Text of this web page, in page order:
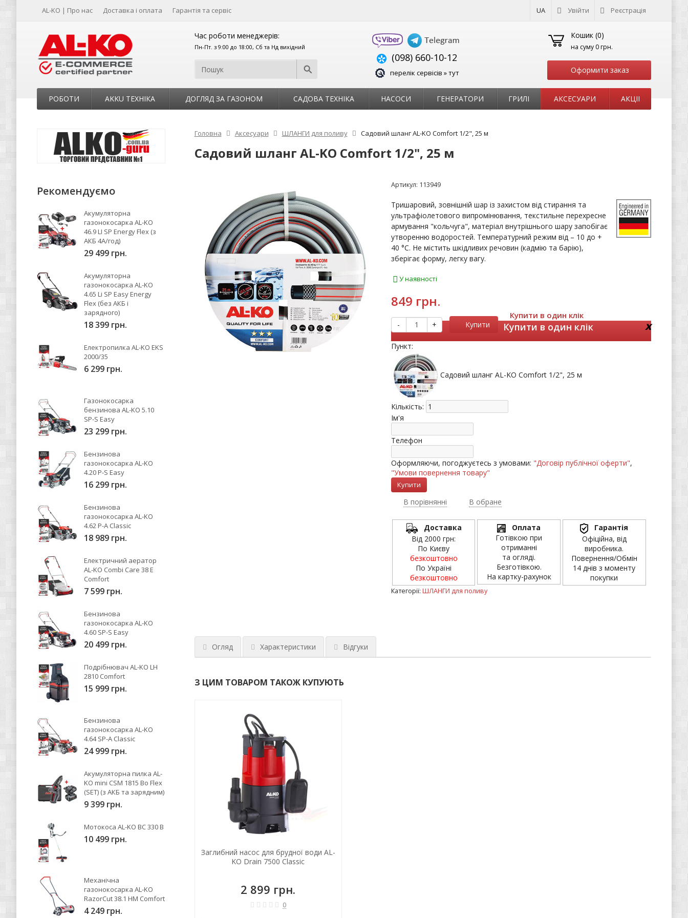
AL-KO | Про нас Доставка і оплата Гарантія та сервіс UA Увійти Реєстрація
Час роботи менеджерів:
Пн-Пт. з 9:00 до 18:00, Сб та Нд вихідний
(098) 660-10-12
перелік сервісів » тут
Кошик (0)
на суму 0 грн.
Оформити заказ
РОБОТИ AKKU ТЕХНІКА ДОГЛЯД ЗА ГАЗОНОМ САДОВА ТЕХНІКА НАСОСИ ГЕНЕРАТОРИ ГРИЛІ АКСЕСУАРИ АКЦІІ
Головна Аксесуари ШЛАНГИ для поливу Садовий шланг AL-KO Comfort 1/2", 25 м
Садовий шланг AL-KO Comfort 1/2", 25 м
Артикул: 113949
Тришаровий, зовнішній шар із захистом від стирання та
ультрафіолетового випромінювання, текстильне перехресне
армування "кольчуга", матеріал внутрішнього шару запобігає
утворенню водоростей. Температурний режим від – 10 до +
40 °С. Не містить шкідливих речовин (кадмію та барію),
зберігає форму, легку вагу.
У наявності
849 грн.
- + Купити
Купити в один клік
Купити в один клік x
Пункт:
Садовий шланг AL-KO Comfort 1/2", 25 м
Кількість:
Ім'я
Телефон
Оформляючи, погоджуєтесь з умовами: "Договір публічної оферти",
"Умови повернення товару"
В порівнянні В обране
Доставка
Від 2000 грн:
По Києву
безкоштовно
По Україні
безкоштовно
Оплата
Готівкою при
отриманні
та огляді.
Безготівкою.
На картку-рахунок
Гарантія
Офіційна, від
виробника.
Повернення/Обмін
14 днів з моменту
покупки
Категорії: ШЛАНГИ для поливу
Огляд Характеристики Відгуки
З ЦИМ ТОВАРОМ ТАКОЖ КУПУЮТЬ
Заглибний насос для брудної води AL-
KO Drain 7500 Classic
2 899 грн.
0
Рекомендуємо
Акумуляторна
газонокосарка AL-KO
46.9 LI SP Energy Flex (з
АКБ 4А/год)
29 499 грн.
Акумуляторна
газонокосарка AL-KO
4.65 Li SP Easy Energy
Flex (без АКБ і
зарядного)
18 399 грн.
Електропилка AL-KO EKS
2000/35
6 299 грн.
Газонокосарка
бензинова AL-KO 5.10
SP-S Easy
23 299 грн.
Бензинова
газонокосарка AL-KO
4.20 P-S Easy
16 299 грн.
Бензинова
газонокосарка AL-KO
4.62 P-A Classic
18 989 грн.
Електричний аератор
AL-KO Combi Care 38 E
Comfort
7 599 грн.
Бензинова
газонокосарка AL-KO
4.60 SP-S Easy
20 499 грн.
Подрібнювач AL-KO LH
2810 Comfort
15 999 грн.
Бензинова
газонокосарка AL-KO
4.64 SP-A Classic
24 999 грн.
Акумуляторна пилка AL-
KO mini CSM 1815 Bo Flex
(SET) (з АКБ та зарядним)
9 399 грн.
Мотокоса AL-KO BC 330 B
10 499 грн.
Механічна
газонокосарка AL-KO
RazorCut 38.1 HM Comfort
4 249 грн.